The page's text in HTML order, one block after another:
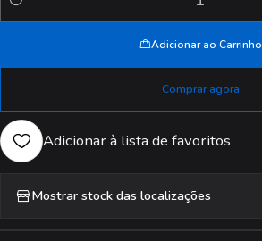
Quantidade
Adicionar ao Carrinho
Comprar agora
Adicionar à lista de favoritos
Mostrar stock das localizações